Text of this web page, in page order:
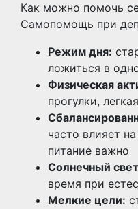
Как можно помочь
Самопомощь при
Режим дня:
ложиться в
Физическая
прогулки,
часто влияет
питание важно
Солнечный
время при
Мелкие цели: